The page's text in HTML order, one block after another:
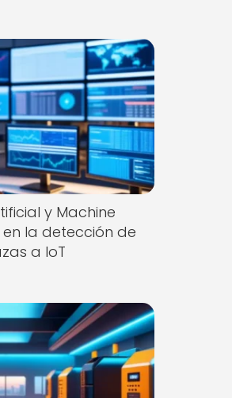
y Machine
en la detección de
a IoT